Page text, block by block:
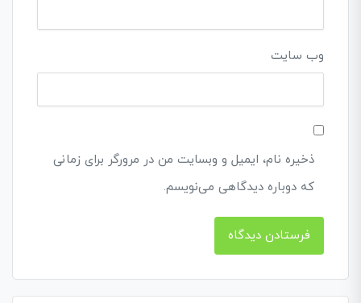
وب‌ سایت
ذخیره نام، ایمیل و وبسایت من در مرورگر برای زمانی
که دوباره دیدگاهی می‌نویسم.